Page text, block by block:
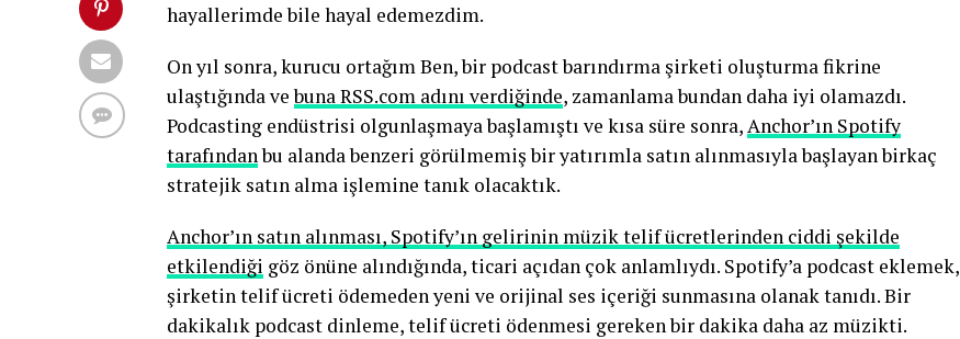
hayallerimde bile hayal edemezdim.
On yıl sonra,kurucu ortağım Ben, bir podcast barındırma şirketi oluşturma fikrine
ulaştığında vebuna RSS.com adını verdiğinde, zamanlama bundan daha iyi olamazdı.
Podcasting endüstrisi olgunlaşmaya başlamıştı ve kısa süre sonra,Anchor’ın Spotify
tarafındanbu alanda benzeri görülmemiş bir yatırımla satın alınmasıyla başlayan birkaç
stratejik satın alma işlemine tanık olacaktık.
Anchor’ın satın alınması, Spotify’ın gelirinin müzik telif ücretlerinden ciddi şekilde
etkilendiği göz önüne alındığında, ticari açıdan çok anlamlıydı. Spotify’a podcast eklemek,
şirketin telif ücreti ödemeden yeni ve orijinal ses içeriği sunmasına olanak tanıdı. Bir
dakikalık podcast dinleme, telif ücreti ödenmesi gereken bir dakika daha az müzikti.